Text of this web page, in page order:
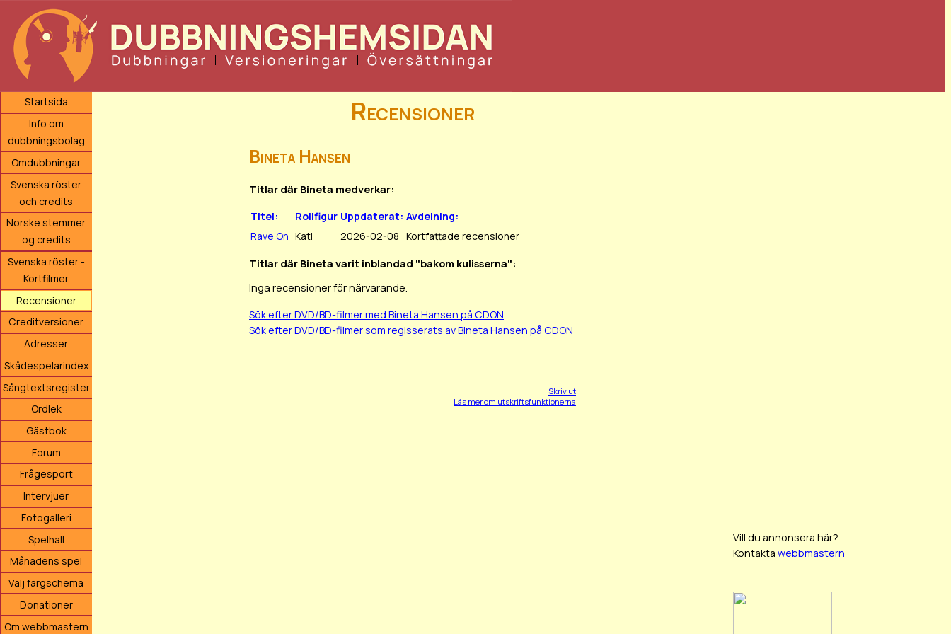
Startsida
Info om
dubbningsbolag
Omdubbningar
Svenska röster
och credits
Norske stemmer
og credits
Svenska röster -
Kortfilmer
Recensioner
Creditversioner
Adresser
Skådespelarindex
Sångtextsregister
Ordlek
Gästbok
Forum
Frågesport
Intervjuer
Fotogalleri
Spelhall
Månadens spel
Välj färgschema
Donationer
Om webbmastern
Recensioner
Bineta Hansen
Titlar där Bineta medverkar:
Titel: Rollfigur Uppdaterat: Avdelning:
Rave On Kati 2026-02-08 Kortfattade recensioner
Titlar där Bineta varit inblandad "bakom kulisserna":
Inga recensioner för närvarande.
Sök efter DVD/BD-filmer med Bineta Hansen på CDON
Sök efter DVD/BD-filmer som regisserats av Bineta Hansen på CDON
Skriv ut
Läs mer om utskriftsfunktionerna
Vill du annonsera här?
Kontakta webbmastern